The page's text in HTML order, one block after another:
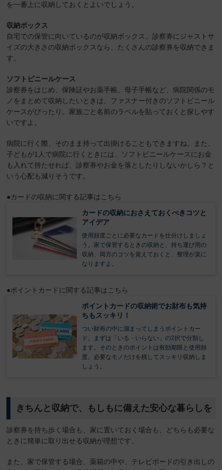
を一番上に収納しておくとよいでしょう。
収納ボックス
自宅での保管に向いているのが収納ボックス。診察券にジャストサ
イズの大きさの収納ボックスなら、たくさんの診察券を収納できま
す。
ソフトビニールケース
診察券をはじめ、保険証やお薬手帳、母子手帳など、病院関係のモ
ノをまとめて収納したいときは、ファスナー付きのソフトビニール
ケースがぴったり。家族ごと名前のラベルを貼っておくと探しやす
いですよ。
病院に行く際、そのまま持って出掛けることもできますね。また、
子どもが1人で病院に行くときには、ソフトビニールケースにお金
も入れて持たせれば、診察券やお金を落としたりしないかしら？と
いう心配も減りそうです。
●カードの収納に関する記事はこちら
カードの収納におさえておくべきコツと
アイデア
使用頻度ごとに必要なカードを仕分けしましょ
う。家で保管するときの収納と、持ち運び用の
収納、両方のコツを覚えておくと、整理が楽に
なりますよ。
●ポイントカードに関する記事はこちら
ポイントカードの収納術でお財布も気持
ちもスッキリ！
つい財布の中に溜まってしまうポイントカー
ド。まずは「いる・いらない」の2択で分類し
ます。そのときのポイントは有効期限と使用頻
度。必要なモノだけを残してスッキリ収納しま
しょう。
きちんと収納で、もしもに備えた安心な暮らしを
診察券を持ち歩く場合も、家に置いておく場合も、どちらも必要な
ときに簡単に取り出せる収納が理想です。
また、家で保管する場合、薬箱の中や、テレビボードの引き出しの